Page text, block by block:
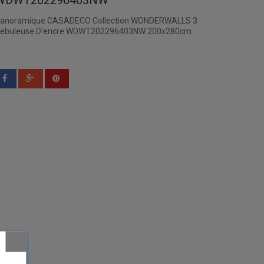
CASADECO Collection WONDERWALLS 3
D'encre WDWT202296403NW 200x280cm